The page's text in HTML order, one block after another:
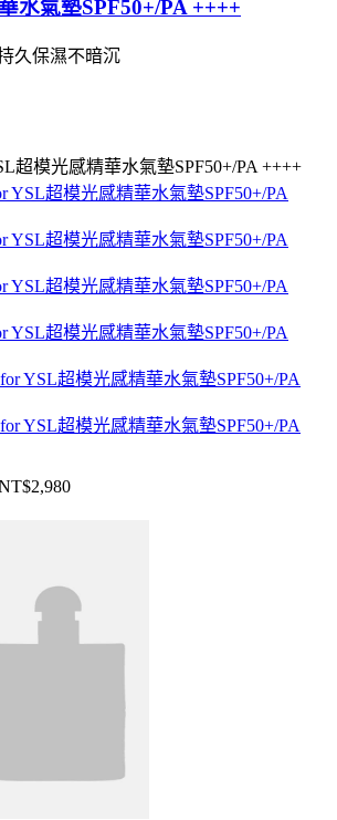
水氣墊SPF50+/PA ++++
久保濕不暗沉
超模光感精華水氣墊SPF50+/PA ++++
YSL超模光感精華水氣墊SPF50+/PA
YSL超模光感精華水氣墊SPF50+/PA
YSL超模光感精華水氣墊SPF50+/PA
YSL超模光感精華水氣墊SPF50+/PA
YSL超模光感精華水氣墊SPF50+/PA
YSL超模光感精華水氣墊SPF50+/PA